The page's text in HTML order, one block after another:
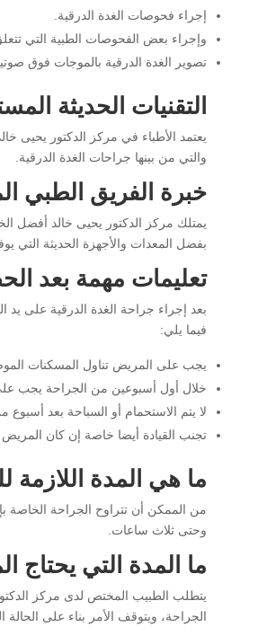
إجراء فحوصات الغدة الدرقية.
وإجراء بعض الفحوصات الطبية التي
تصوير الغدة الدرقية بالموجات فوق
التقنيات الحديثة
يعتمد الأطباء في مركز الدكتور يحيى
والتي من بينها جراحات الغدة الدرقية.
خبرة الفريق الطبي
يمتلك مركز الدكتور يحيى خالد أفضل
بفضل المعدات والأجهزة الحديثة التي
تعليمات مهمة بعد
بعد إجراء جراحة الغدة الدرقية على
فيما يلي:
يجب على المريض تناول المسكنات
خلال أول أسبوعين من الجراحة يجب على
لا يتم الاستحمام أو السباحة بعد أسبوع
تجنب القيادة أيضا خاصة إن كان
ما هي المدة
من الممكن أن تتراوح الجراحة الخاصة
وحتى ثلاث ساعات.
ما المدة التي يحتاج
يتطلب الطبيب المختص لدى مركز
الجراحة، ويتوقف الأمر بناء على